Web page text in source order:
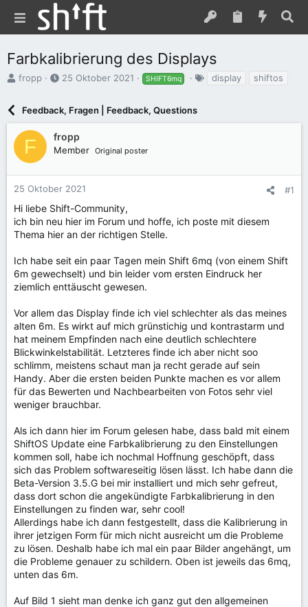
Farbkalibrierung des Displays
E
e
l
e
r
fropp
E
t
e
l
l
a
m
25 Oktober 2021 SHIFT6mq
S
a
r
display shiftos
Feedback, Fragen | Feedback, Questions
F fropp
Member Original poster
25 Oktober 2021 #1
Hi liebe Shift-Community,
ich bin neu hier im Forum und hoffe, ich poste mit diesem
Thema hier an der richtigen Stelle.
Ich habe seit ein paar Tagen mein Shift 6mq (von einem Shift
6m gewechselt) und bin leider vom ersten Eindruck her
ziemlich enttäuscht gewesen.
Vor allem das Display finde ich viel schlechter als das meines
alten 6m. Es wirkt auf mich grünstichig und kontrastarm und
hat meinem Empfinden nach eine deutlich schlechtere
Blickwinkelstabilität. Letzteres finde ich aber nicht soo
schlimm, meistens schaut man ja recht gerade auf sein
Handy. Aber die ersten beiden Punkte machen es vor allem
für das Bewerten und Nachbearbeiten von Fotos sehr viel
weniger brauchbar.
Als ich dann hier im Forum gelesen habe, dass bald mit einem
ShiftOS Update eine Farbkalibrierung zu den Einstellungen
kommen soll, habe ich nochmal Hoffnung geschöpft, dass
sich das Problem softwareseitig lösen lässt. Ich habe dann die
Beta-Version 3.5.G bei mir installiert und mich sehr gefreut,
dass dort schon die angekündigte Farbkalibrierung in den
Einstellungen zu finden war, sehr cool!
Allerdings habe ich dann festgestellt, dass die Kalibrierung in
ihrer jetzigen Form für mich nicht ausreicht um die Probleme
zu lösen. Deshalb habe ich mal ein paar Bilder angehängt, um
die Probleme genauer zu schildern. Oben ist jeweils das 6mq,
unten das 6m.
Auf Bild 1 sieht man denke ich ganz gut den allgemeinen